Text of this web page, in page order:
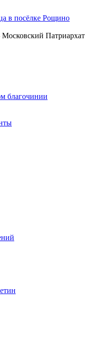
в посёлке Рощино
Патриархат
благочинии